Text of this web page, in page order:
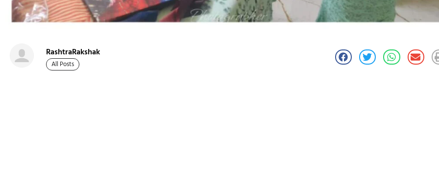
RashtraRakshak
All Posts